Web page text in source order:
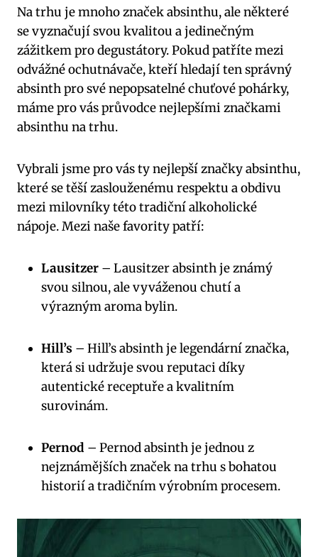
Na trhu je mnoho značek absinthu, ⁤ale některé
se vyznačují⁤ svou kvalitou a jedinečným
zážitkem pro degustátory. Pokud patříte mezi
odvážné ‌ochutnávače, kteří hledají ten správný
absinth pro své nepopsatelné chuťové pohárky,
‍máme pro vás průvodce nejlepšími značkami​
absinthu na trhu.
Vybrali jsme pro vás ty nejlepší‌ značky‍ absinthu,⁢
které se těší zaslouženému respektu a‍ obdivu
mezi ​milovníky této tradiční alkoholické
nápoje. Mezi naše favority patří:
Lausitzer – Lausitzer ‍absinth je známý
svou silnou, ‌ale vyváženou chutí a
výrazným aroma bylin.
Hill’s – Hill’s absinth je legendární značka,
která si udržuje svou reputaci díky
autentické receptuře⁣ a kvalitním‌
surovinám.
Pernod – Pernod⁣ absinth je jednou z​
nejznámějších značek na ​trhu ‌s bohatou
historií a tradičním výrobním‍ procesem.